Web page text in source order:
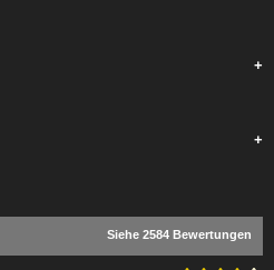
+
+
Siehe 2584 Bewertungen